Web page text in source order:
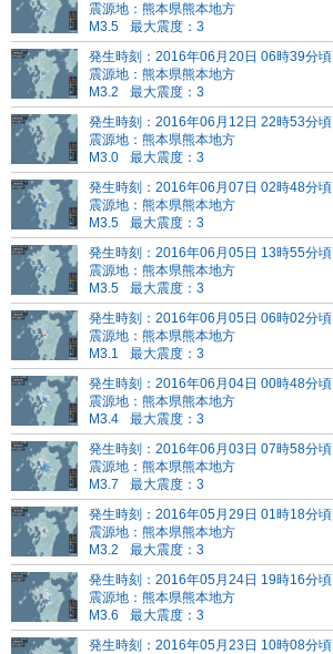
震源地：熊本県熊本地方
M3.5
最大震度：3
発生時刻：2016年06月20日 06時39分頃
震源地：熊本県熊本地方
M3.2
最大震度：3
発生時刻：2016年06月12日 22時53分頃
震源地：熊本県熊本地方
M3.0
最大震度：3
発生時刻：2016年06月07日 02時48分頃
震源地：熊本県熊本地方
M3.5
最大震度：3
発生時刻：2016年06月05日 13時55分頃
震源地：熊本県熊本地方
M3.5
最大震度：3
発生時刻：2016年06月05日 06時02分頃
震源地：熊本県熊本地方
M3.1
最大震度：3
発生時刻：2016年06月04日 00時48分頃
震源地：熊本県熊本地方
M3.4
最大震度：3
発生時刻：2016年06月03日 07時58分頃
震源地：熊本県熊本地方
M3.7
最大震度：3
発生時刻：2016年05月29日 01時18分頃
震源地：熊本県熊本地方
M3.2
最大震度：3
発生時刻：2016年05月24日 19時16分頃
震源地：熊本県熊本地方
M3.6
最大震度：3
発生時刻：2016年05月23日 10時08分頃